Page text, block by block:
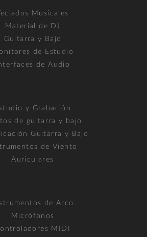
Musicales
Material de DJ
Guitarra y Bajo
de Estudio
de Audio
y Grabación
de guitarra y bajo
Guitarra y Bajo
de Viento
Auriculares
de Arco
Micrófonos
MIDI